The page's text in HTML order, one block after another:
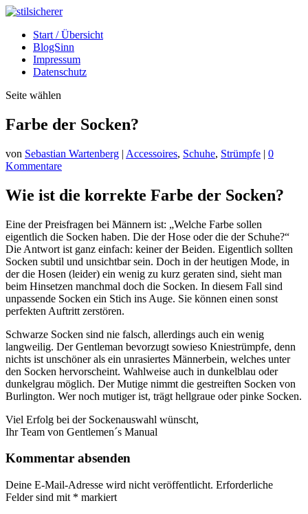
Start / Übersicht
BlogSinn
Impressum
Datenschutz
Seite wählen
Farbe der Socken?
von Sebastian Wartenberg | Accessoires, Schuhe, Strümpfe | 0
Kommentare
Wie ist die korrekte Farbe der Socken?
Eine der Preisfragen bei Männern ist: „Welche Farbe sollen
eigentlich die Socken haben. Die der Hose oder die der Schuhe?“
Die Antwort ist ganz einfach: keiner der Beiden. Eigentlich sollten
Socken subtil und unsichtbar sein. Doch in der heutigen Mode, in
der die Hosen (leider) ein wenig zu kurz geraten sind, sieht man
beim Hinsetzen manchmal doch die Socken. In diesem Fall sind
unpassende Socken ein Stich ins Auge. Sie können einen sonst
perfekten Auftritt zerstören.
Schwarze Socken sind nie falsch, allerdings auch ein wenig
langweilig. Der Gentleman bevorzugt sowieso Kniestrümpfe, denn
nichts ist unschöner als ein unrasiertes Männerbein, welches unter
den Socken hervorscheint. Wahlweise auch in dunkelblau oder
dunkelgrau möglich. Der Mutige nimmt die gestreiften Socken von
Burlington. Wer noch mutiger ist, trägt hellgraue oder pinke Socken.
Viel Erfolg bei der Sockenauswahl wünscht,
Ihr Team von Gentlemen´s Manual
Kommentar absenden
Deine E-Mail-Adresse wird nicht veröffentlicht. Erforderliche
Felder sind mit * markiert